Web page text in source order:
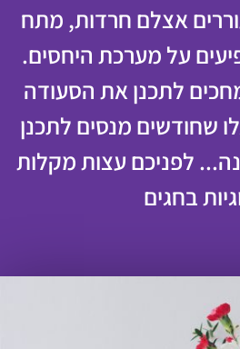
אצלם חרדות, מתח
על מערכת היחסים.
לתכנן את הסעודה
שחודשים מנסים לתכנן
לפניכם עצות מקלות
בחגים